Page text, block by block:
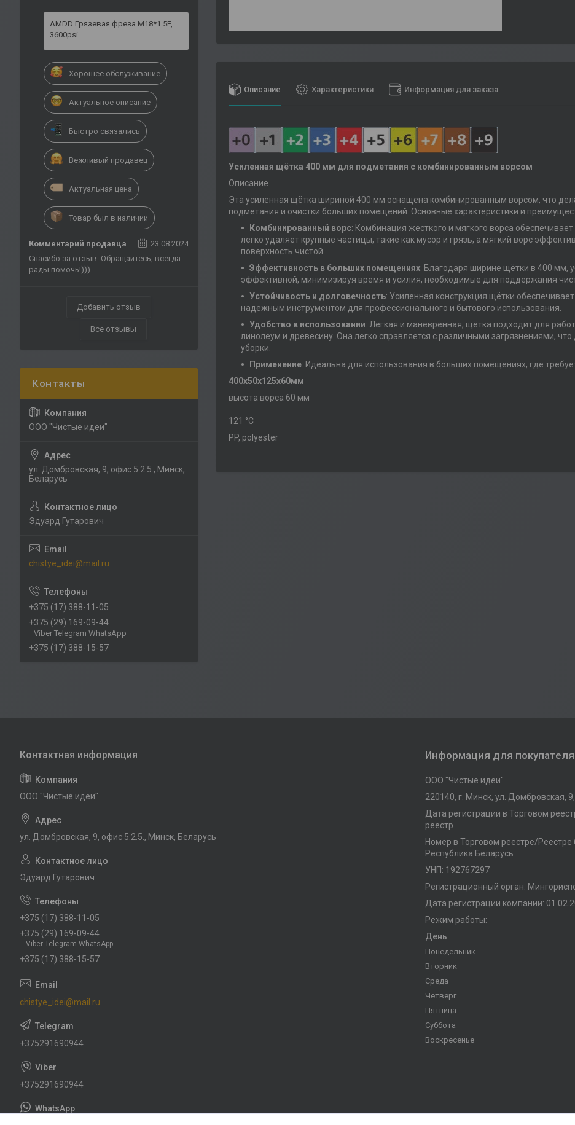
Описание Характеристики Информация для заказа
Усиленная щётка 400 мм для подметания с комбинированным ворсом
Описание
Эта усиленная щётка шириной 400 мм оснащена комбинированным ворсом, что
подметания и очистки больших помещений. Основные характеристики и
Комбинированный ворс: Комбинация жесткого и мягкого ворса
легко удаляет крупные частицы, такие как мусор и грязь, а мягкий ворс
поверхность чистой.
Эффективность в больших помещениях: Благодаря ширине щётки в 400 мм,
эффективной, минимизируя время и усилия, необходимые для поддержания
Устойчивость и долговечность: Усиленная конструкция щётки
надежным инструментом для профессионального и бытового использования.
Удобство в использовании: Легкая и маневренная, щётка подходит для
линолеум и древесину. Она легко справляется с различными загрязнениями,
уборки.
Применение: Идеальна для использования в больших помещениях, где
400x50x125х60мм
высота ворса 60 мм
121 °С
PP, polyester
AMDD Грязевая фреза M18*1.5F,
3600psi
Хорошее обслуживание
Актуальное описание
Быстро связались
Вежливый продавец
Актуальная цена
Товар был в наличии
Комментарий продавца
23.08.2024
Спасибо за отзыв. Обращайтесь, всегда
рады помочь!)))
Добавить отзыв
Все отзывы
ООО "Чистые идеи"
ул. Домбровская, 9, офис 5.2.5., Минск,
Беларусь
Эдуард Гутарович
chistye_idei@mail.ru
+375 (17) 388-11-05
+375 (29) 169-09-44
Viber Telegram WhatsApp
+375 (17) 388-15-57
ООО "Чистые идеи"
ул. Домбровская, 9, офис 5.2.5., Минск, Беларусь
Эдуард Гутарович
+375 (17) 388-11-05
+375 (29) 169-09-44
Viber Telegram WhatsApp
+375 (17) 388-15-57
chistye_idei@mail.ru
+375291690944
+375291690944
Информация для покупателя
ООО "Чистые идеи"
220140, г. Минск, ул. Домбровская,
Дата регистрации в Торговом
реестр
Номер в Торговом реестре/
Республика Беларусь
УНП: 192767297
Регистрационный орган:
Дата регистрации компании:
Режим работы:
День
Понедельник
Вторник
Среда
Четверг
Пятница
Суббота
Воскресенье